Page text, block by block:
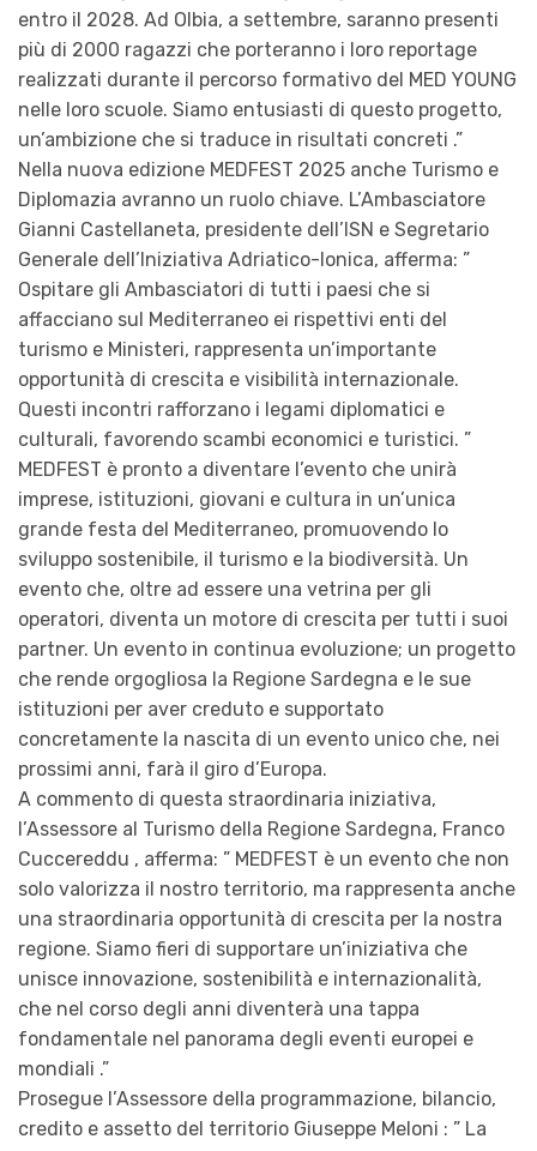
entro il 2028. Ad Olbia, a settembre, saranno presenti
più di 2000 ragazzi che porteranno i loro reportage
realizzati durante il percorso formativo del MED YOUNG
nelle loro scuole. Siamo entusiasti di questo progetto,
un’ambizione che si traduce in risultati concreti .”
Nella nuova edizione MEDFEST 2025 anche Turismo e
Diplomazia avranno un ruolo chiave. L’Ambasciatore
Gianni Castellaneta, presidente dell’ISN e Segretario
Generale dell’Iniziativa Adriatico-Ionica, afferma: ”
Ospitare gli Ambasciatori di tutti i paesi che si
affacciano sul Mediterraneo ei rispettivi enti del
turismo e Ministeri, rappresenta un’importante
opportunità di crescita e visibilità internazionale.
Questi incontri rafforzano i legami diplomatici e
culturali, favorendo scambi economici e turistici. ”
MEDFEST è pronto a diventare l’evento che unirà
imprese, istituzioni, giovani e cultura in un’unica
grande festa del Mediterraneo, promuovendo lo
sviluppo sostenibile, il turismo e la biodiversità. Un
evento che, oltre ad essere una vetrina per gli
operatori, diventa un motore di crescita per tutti i suoi
partner. Un evento in continua evoluzione; un progetto
che rende orgogliosa la Regione Sardegna e le sue
istituzioni per aver creduto e supportato
concretamente la nascita di un evento unico che, nei
prossimi anni, farà il giro d’Europa.
A commento di questa straordinaria iniziativa,
l’Assessore al Turismo della Regione Sardegna, Franco
Cuccereddu , afferma: ” MEDFEST è un evento che non
solo valorizza il nostro territorio, ma rappresenta anche
una straordinaria opportunità di crescita per la nostra
regione. Siamo fieri di supportare un’iniziativa che
unisce innovazione, sostenibilità e internazionalità,
che nel corso degli anni diventerà una tappa
fondamentale nel panorama degli eventi europei e
mondiali .”
Prosegue l’Assessore della programmazione, bilancio,
credito e assetto del territorio Giuseppe Meloni : ” La